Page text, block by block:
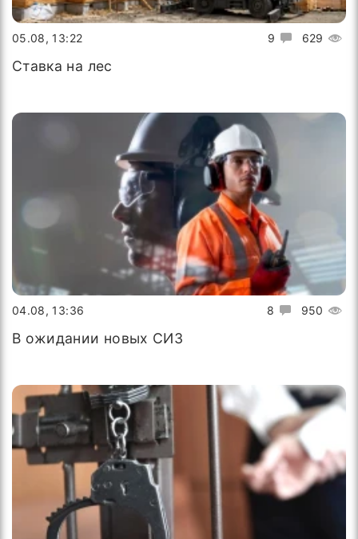
9 629
05.08, 13:22
Ставка на лес
8 950
04.08, 13:36
В ожидании новых СИЗ